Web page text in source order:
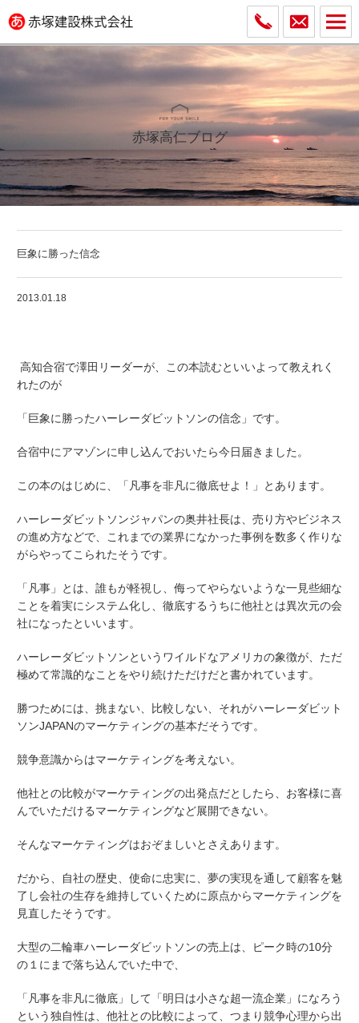
赤塚高仁ブログ
巨象に勝った信念
2013.01.18
高知合宿で澤田リーダーが、この本読むといいよって教えれく
れたのが
「巨象に勝ったハーレーダビットソンの信念」です。
合宿中にアマゾンに申し込んでおいたら今日届きました。
この本のはじめに、「凡事を非凡に徹底せよ！」とあります。
ハーレーダビットソンジャパンの奥井社長は、売り方やビジネス
の進め方などで、これまでの業界になかった事例を数多く作りな
がらやってこられたそうです。
「凡事」とは、誰もが軽視し、侮ってやらないような一見些細な
ことを着実にシステム化し、徹底するうちに他社とは異次元の会
社になったといいます。
ハーレーダビットソンというワイルドなアメリカの象徴が、ただ
極めて常識的なことをやり続けただけだと書かれています。
勝つためには、挑まない、比較しない、それがハーレーダビット
ソンJAPANのマーケティングの基本だそうです。
競争意識からはマーケティングを考えない。
他社との比較がマーケティングの出発点だとしたら、お客様に喜
んでいただけるマーケティングなど展開できない。
そんなマーケティングはおぞましいとさえあります。
だから、自社の歴史、使命に忠実に、夢の実現を通して顧客を魅
了し会社の生存を維持していくために原点からマーケティングを
見直したそうです。
大型の二輪車ハーレーダビットソンの売上は、ピーク時の10分
の１にまで落ち込んでいた中で、
「凡事を非凡に徹底」して「明日は小さな超一流企業」になろう
という独自性は、他社との比較によって、つまり競争心理から出